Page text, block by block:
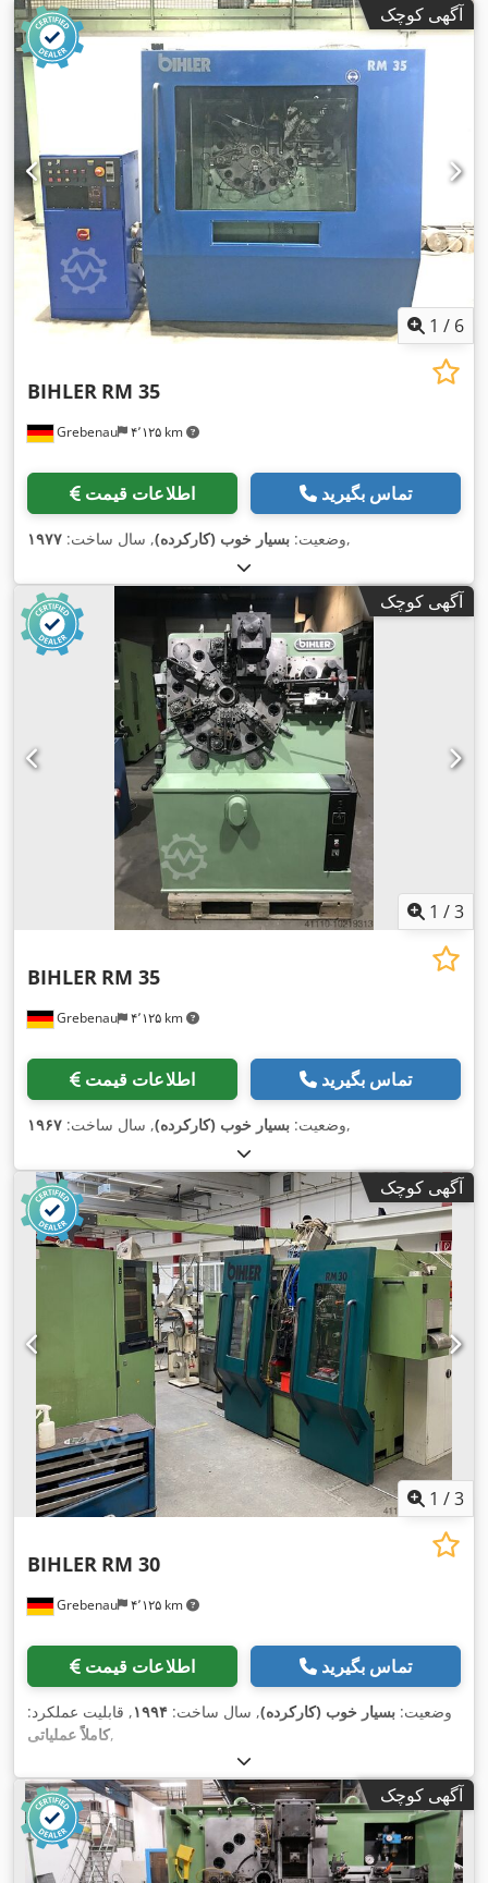
آگهی کوچک
1 / 6
Grebenau ۴٬۱۲۵ km
BIHLER RM 35
اطلاعات قیمت تماس بگیرید
وضعیت: بسیار خوب (کارکرده), سال ساخت: ۱۹۷۷ ,
آگهی کوچک
1 /3
Grebenau ۴٬۱۲۵ km
BIHLER RM 35
اطلاعات قیمت تماس بگیرید
وضعیت: بسیار خوب (کارکرده), سال ساخت: ۱۹۶۷ ,
آگهی کوچک
1 /3
Grebenau ۴٬۱۲۵ km
BIHLER RM 30
اطلاعات قیمت تماس بگیرید
وضعیت: بسیار خوب (کارکرده), سال ساخت: ۱۹۹۴, قابلیت عملکرد:
کاملاً عملیاتی,
آگهی کوچک